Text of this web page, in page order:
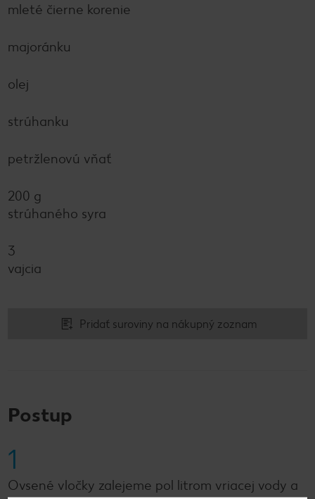
mleté čierne korenie
majoránku
olej
strúhanku
petržlenovú vňať
200 g
strúhaného syra
3
vajcia
Pridať suroviny na nákupný zoznam
Postup
1
Ovsené vločky zalejeme pol litrom vriacej vody a